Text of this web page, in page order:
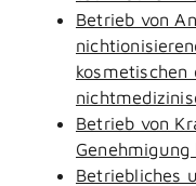
Betrieb von
kosmetischen
Betrieb von
Genehmigung
Betriebliches